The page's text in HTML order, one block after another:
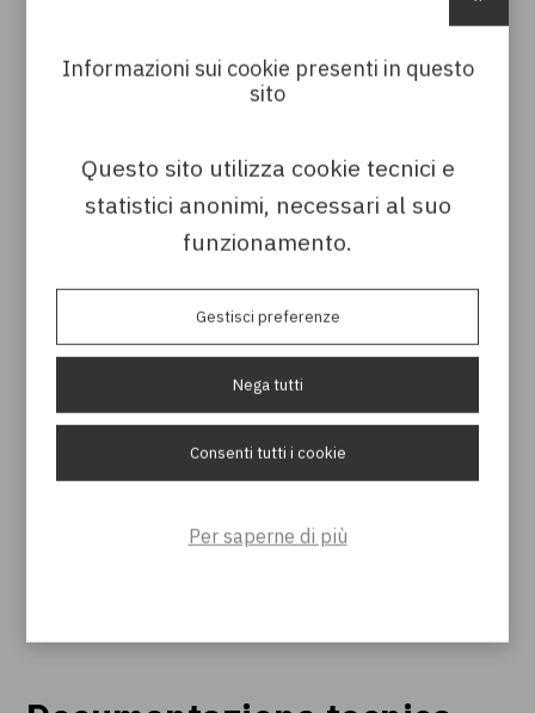
Informazioni sui cookie presenti in questo
sito
Questo sito utilizza cookie tecnici e
statistici anonimi, necessari al suo
funzionamento.
Gestisci preferenze
Nega tutti
Consenti tutti i cookie
Per saperne di più